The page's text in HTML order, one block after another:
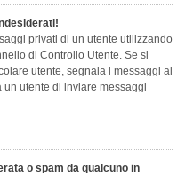
privati ​​di un utente utilizzando
di Controllo Utente. Se si
utente, segnala i messaggi ai
utente di inviare messaggi
o spam da qualcuno in